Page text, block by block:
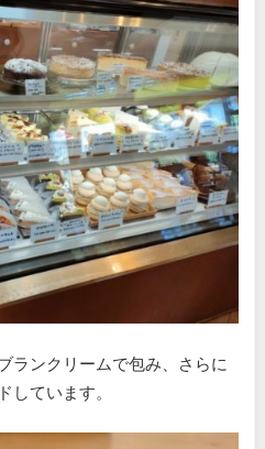
ランクリームで包み、さらに
しています。